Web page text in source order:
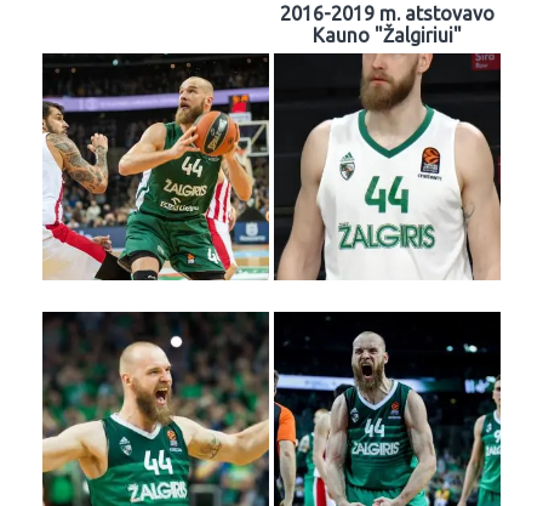
2016-2019 m. atstovavo
Kauno "Žalgiriui"